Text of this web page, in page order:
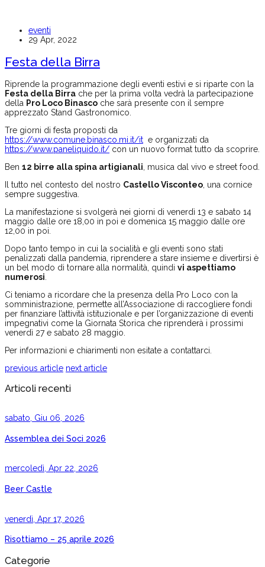
eventi
29 Apr, 2022
Festa della Birra
Riprende la programmazione degli eventi estivi e si riparte con la
Festa della Birra che per la prima volta vedrà la partecipazione
della Pro Loco Binasco che sarà presente con il sempre
apprezzato Stand Gastronomico.
Tre giorni di festa proposti da
https://www.comune.binasco.mi.it/it e organizzati da
https://www.paneliquido.it/ con un nuovo format tutto da scoprire.
Ben 12 birre alla spina artigianali, musica dal vivo e street food.
Il tutto nel contesto del nostro Castello Visconteo, una cornice
sempre suggestiva.
La manifestazione si svolgerà nei giorni di venerdì 13 e sabato 14
maggio dalle ore 18,00 in poi e domenica 15 maggio dalle ore
12,00 in poi.
Dopo tanto tempo in cui la socialità e gli eventi sono stati
penalizzati dalla pandemia, riprendere a stare insieme e divertirsi è
un bel modo di tornare alla normalità, quindi vi aspettiamo
numerosi.
Ci teniamo a ricordare che la presenza della Pro Loco con la
somministrazione, permette all’Associazione di raccogliere fondi
per finanziare l’attività istituzionale e per l’organizzazione di eventi
impegnativi come la Giornata Storica che riprenderà i prossimi
venerdì 27 e sabato 28 maggio.
Per informazioni e chiarimenti non esitate a contattarci.
previous article next article
Articoli recenti
sabato, Giu 06, 2026
Assemblea dei Soci 2026
mercoledì, Apr 22, 2026
Beer Castle
venerdì, Apr 17, 2026
Risottiamo – 25 aprile 2026
Categorie